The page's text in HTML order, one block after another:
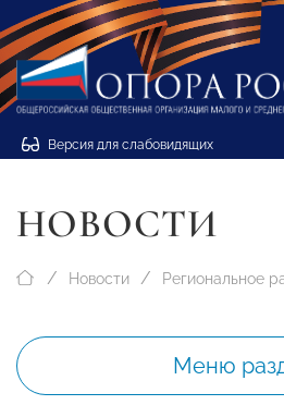
Версия для слабовидящих
НОВОСТИ
Новости Региональное
Меню